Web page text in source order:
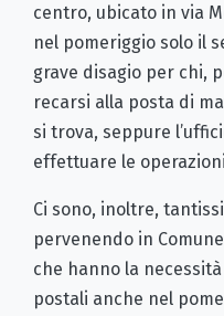
centro, ubicato in via
nel pomeriggio solo il
grave disagio per chi,
recarsi alla posta di
si trova, seppure
effettuare le
Ci sono, inoltre,
pervenendo in
che hanno la
postali anche nel